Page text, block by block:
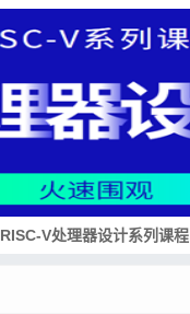
RISC-V处理器设计系列课程